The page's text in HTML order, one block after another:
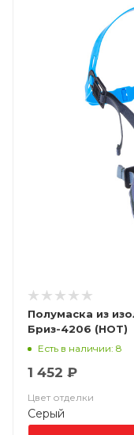
Полумаска из
Бриз-4206 (НОТ)
Есть в наличии: 8
1 452 ₽
Цвет отделки
Серый